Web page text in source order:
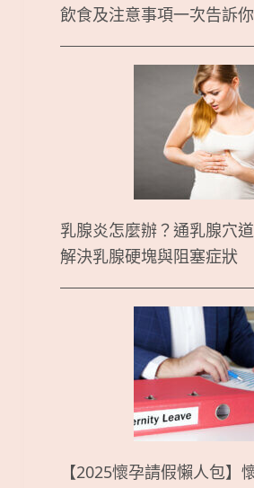
飲食及注意事項一次告訴你
乳腺炎怎麼辦？通乳腺穴
解決乳腺硬塊與阻塞症狀
【2025懷孕請假懶人包】